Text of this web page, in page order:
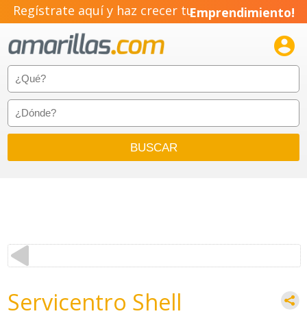
Regístrate aquí y haz crecer tuEmprendimiento!

Servicentro Shell